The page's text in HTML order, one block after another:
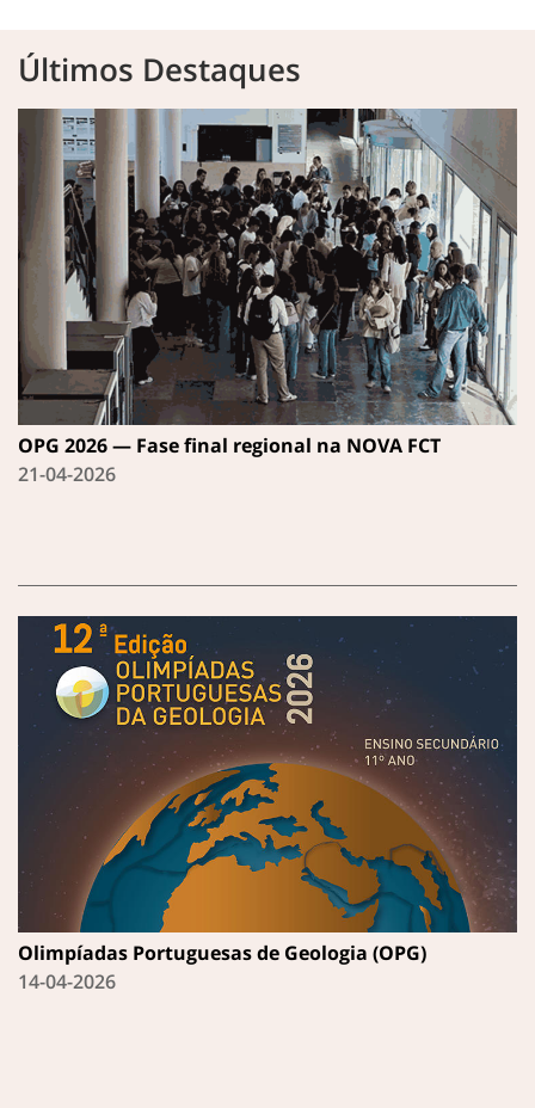
Últimos Destaques
OPG 2026 — Fase final regional na NOVA FCT
21-04-2026
Olimpíadas Portuguesas de Geologia (OPG)
14-04-2026